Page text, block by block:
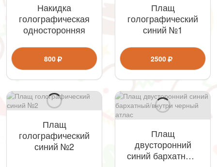
Накидка
голографическая
односторонняя
800
Плащ
голографический
синий №1
2500
Плащ
голографический
синий №2
Плащ
двусторонний
синий бархатный/